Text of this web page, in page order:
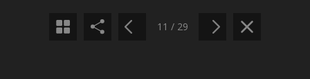
11 / 29soubory